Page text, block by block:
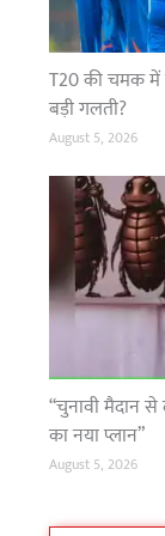
T20 की चमक में
बड़ी गलती?
August 5, 2026
“चुनावी मैदान
का नया प्लान”
August 5, 2026